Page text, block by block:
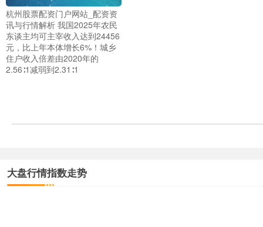
杭州股票配资门户网站_配资资
讯与行情解析 我国2025年农民
东谈主均可主宰收入达到24456
元，比上年本体增长6%！城乡
住户收入倍差由2020年的
2.56∶1减弱到2.31∶1
大盘行情指数走势